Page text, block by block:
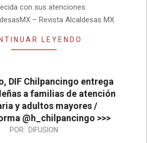
con sus atenciones.
– Revista Alcaldesas MX
LEYENDO
DIF Chilpancingo entrega
a familias de atención
y adultos mayores /
@h_chilpancingo >>>
POR: DIFUSION